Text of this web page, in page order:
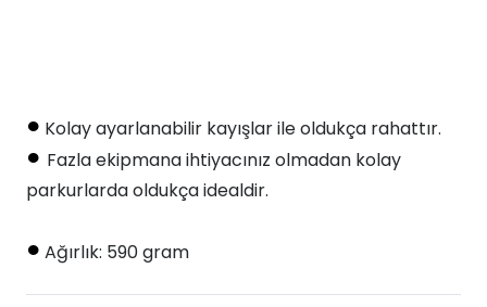
• Kolay ayarlanabilir kayışlar ile oldukça rahattır.
• Fazla ekipmana ihtiyacınız olmadan kolay
parkurlarda oldukça idealdir.
• Ağırlık: 590 gram